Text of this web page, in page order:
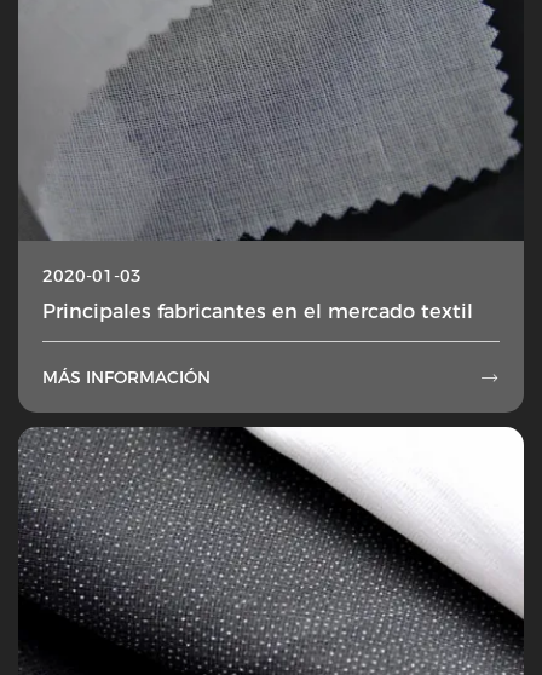
2020-01-03
Principales fabricantes en el mercado textil
MÁS INFORMACIÓN 